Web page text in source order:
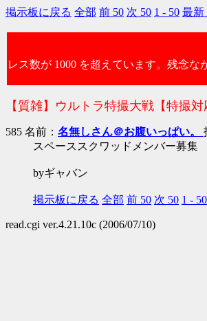
掲示板に戻る 全部 前 50 次 50 1 - 50 最新
レス数が 1000 を超えています。残念な
【質雑】ウルトラ特撮大戦【特撮対
585 名前： 名無しさん＠お腹いっぱい。
スペーススクワッドメンバー募集
byギャバン
掲示板に戻る 全部 前 50 次 50 1 - 50
read.cgi ver.4.21.10c (2006/07/10)